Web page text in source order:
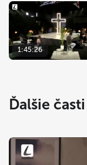
1:45:26
Ďalšie